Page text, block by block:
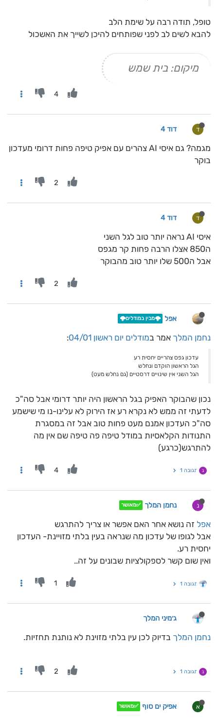
טופל, תודה רבה על שימת הלב
להבא לשים לב לפני שפותחים להיכן לשייך את האשכול
מיקום: בית שמש
4
ד דוד 4
מגמה? גם איסי AI צהרים עם אפיק טיפה פחות דרומי מעדכון
בוקר
2
ד דוד 4
איסי AI נראה יותר טוב לגל השני
ה850 אצלו הרבה פחות קר מגפס
אבל ה500 שלו יותר טוב מהבוקר
2
אפל 🌩️מבין במודלים🌩️
נחמן המלך אמר במודלים יום ראשון 04/01 :
עדכון גפס צהריים יחסית רע
הגל הראשון הוקדם ונחלש
הגל השני אין שינויים דרסטיים (גם נחלש מעט)
נכון שהבוקר האפיק בגל הראשון היה יותר דרומי אבל סה"כ
לדעתי זה ממש לא נקרא רע אז הירוק לא עלינו-נו מי שישמע
סה"כ העדכון אמנם מעט פחות טוב אבל זה במסגרת
התנודות הקלאסיות במודל טיפה פה טיפה שם אין מה
להתרגש(כרגע)
נ תגובה 1 4
נ נחמן המלך ✅מאושר
אפל זה נושא אחר האם אפשר או צריך להתרגש
אבל לגופו של עדכון מה שנראה בעין בלתי מזויינת- העדכון
יחסית רע.
ואין שום קשר לספקולציות שבונים על זה..
תגובה 1 1
ג׳מיני המלך
נחמן המלך בדיוק לכן עין בלתי מזוינת לא נותנת תחזיות.
נ תגובה 1 2
א אפיק ים סוף ✅מאושר